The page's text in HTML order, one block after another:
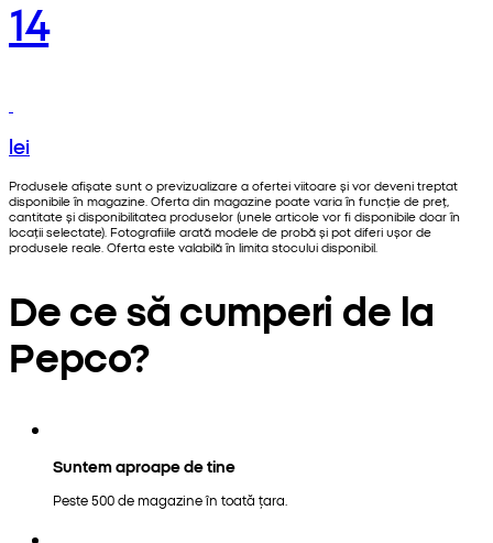
14
lei
Produsele afișate sunt o previzualizare a ofertei viitoare și vor deveni treptat
disponibile în magazine. Oferta din magazine poate varia în funcție de preț,
cantitate și disponibilitatea produselor (unele articole vor fi disponibile doar în
locații selectate). Fotografiile arată modele de probă și pot diferi ușor de
produsele reale. Oferta este valabilă în limita stocului disponibil.
De ce să cumperi de la
Pepco?
Suntem aproape de tine
Peste 500 de magazine în toată țara.